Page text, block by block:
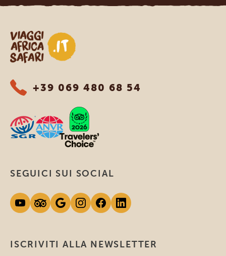
Viaggi Africa Safari
+39 069 480 68 54
ISCRIVITI ALLA NEWSLETTER
SEGUICI SUI SOCIAL